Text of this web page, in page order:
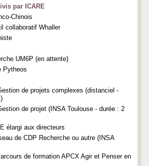
par ICARE
Chinois
collaboratif Whaller
UM6P (en attente)
Pytheos
de projets complexes (distanciel -
de projet (INSA Toulouse - durée : 2
élargi aux directeurs
de CDP Recherche ou autre (INSA
de formation APCX Agir et Penser en